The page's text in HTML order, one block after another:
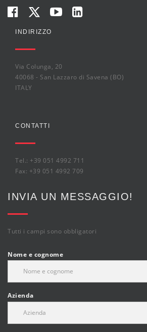
INDIRIZZO
Via Colunga, 20
40068 - San Lazzaro di Savena (BO)
ITALY
CONTATTI
Tel.: +39 051 4992 711
Fax: +39 051 4992 709
INVIA UN MESSAGGIO!
Tutti i campi sono obbligatori
Nome e cognome
Azienda